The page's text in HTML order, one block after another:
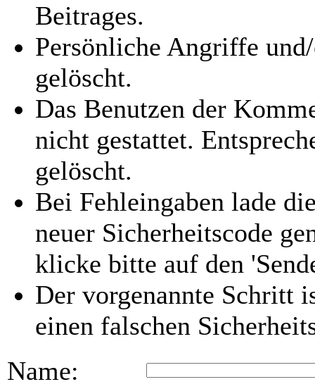
Beitrages.
Persönliche Angriffe
gelöscht.
Das Benutzen der
nicht gestattet.
gelöscht.
Bei Fehleingaben lade
neuer Sicherheitscode
klicke bitte auf den
Der vorgenannte Schritt
einen falschen
Name: